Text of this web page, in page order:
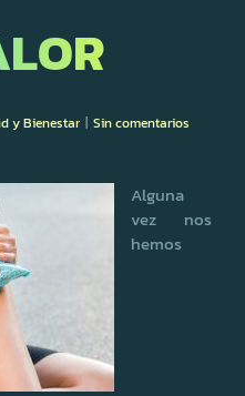
y Bienestar | Sin comentarios
Alguna
vez nos
hemos